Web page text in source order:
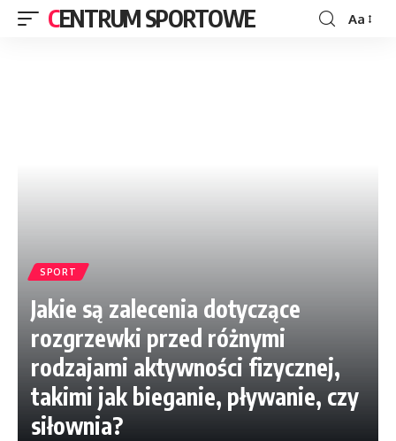
CENTRUM SPORTOWE Aa
SPORT
Jakie są zalecenia dotyczące
rozgrzewki przed różnymi
rodzajami aktywności fizycznej,
takimi jak bieganie, pływanie, czy
siłownia?